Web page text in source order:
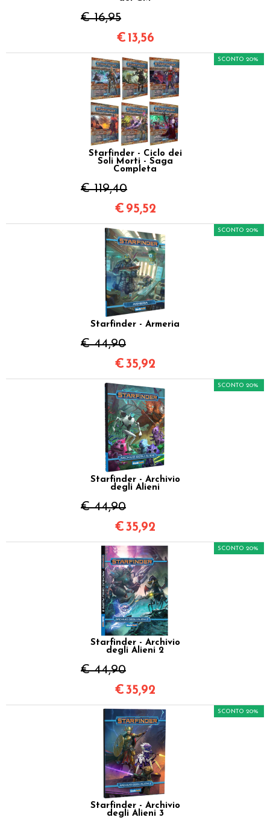
€ 16,95
€ 13,56
Starfinder - Ciclo dei
Soli Morti - Saga
Completa
€ 119,40
SCONTO 20%
€ 95,52
Starfinder - Armeria
€ 44,90
SCONTO 20%
€35,92
Starfinder - Archivio
degli Alieni
€ 44,90
SCONTO 20%
€35,92
Starfinder - Archivio
degli Alieni 2
€ 44,90
SCONTO 20%
€35,92
Starfinder - Archivio
degli Alieni 3
SCONTO 20%